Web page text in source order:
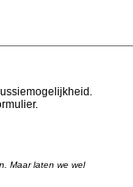
Maar laten we wel